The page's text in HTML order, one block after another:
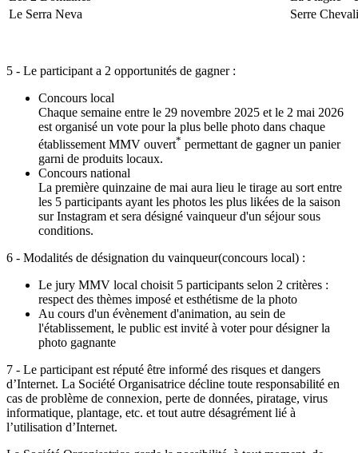
Le Serra Neva
Serre
5 - Le participant a 2 opportunités de gagner :
Concours local
Chaque semaine entre le 29 novembre 2025 et le 2 mai 2026
est organisé un vote pour la plus belle photo dans chaque
établissement MMV ouvert* permettant de gagner un panier
garni de produits locaux.
Concours national
La première quinzaine de mai aura lieu le tirage au sort entre
les 5 participants ayant les photos les plus likées de la saison
sur Instagram et sera désigné vainqueur d'un séjour sous
conditions.
6 - Modalités de désignation du vainqueur(concours local) :
Le jury MMV local choisit 5 participants selon 2 critères :
respect des thèmes imposé et esthétisme de la photo
Au cours d'un évènement d'animation, au sein de
l'établissement, le public est invité à voter pour désigner la
photo gagnante
7 - Le participant est réputé être informé des risques et dangers
d’Internet. La Société Organisatrice décline toute responsabilité en
cas de problème de connexion, perte de données, piratage, virus
informatique, plantage, etc. et tout autre désagrément lié à
l’utilisation d’Internet.